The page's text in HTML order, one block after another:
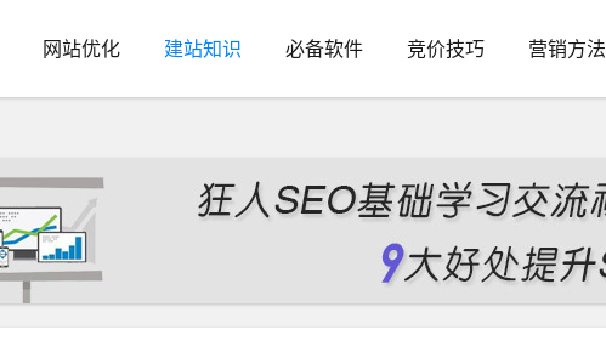
网站优化 建站知识 必备软件 竞价技巧 营销方法